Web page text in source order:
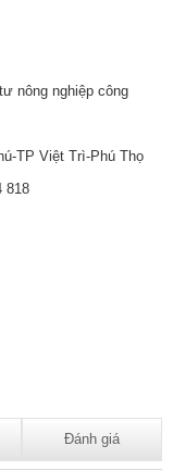
nông nghiệp công
TP Việt Trì-Phú Thọ
818
Đánh giá